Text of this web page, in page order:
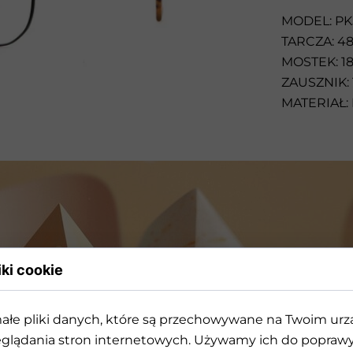
geometrii
MODEL:
TARCZA: 48
MOSTEK: 18
ZAUSZNIK:
cookie
pliki danych, które są przechowywane na Twoim
stron internetowych. Używamy ich do poprawy